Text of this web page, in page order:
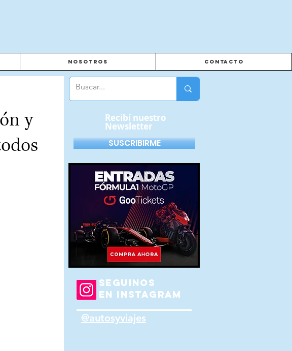
Nosotros Contacto
y
SEGUINOS
EN INSTAGRAM
@autosyviajes
Recibí nuestro
Newsletter
SUSCRIBIRME